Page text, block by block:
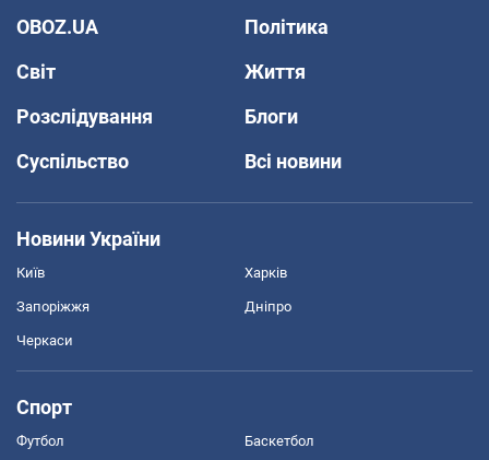
OBOZ.UA
Політика
Світ
Життя
Розслідування
Блоги
Суспільство
Всі новини
Новини України
Київ Харків
Запоріжжя Дніпро
Черкаси
Спорт
Футбол Баскетбол